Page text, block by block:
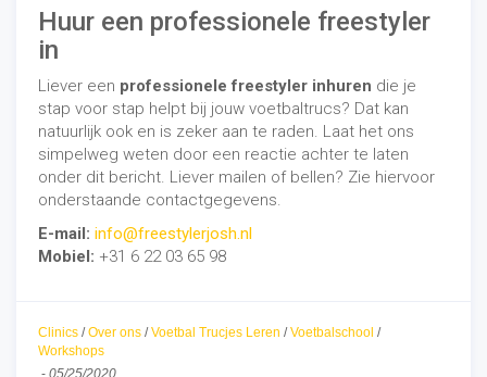
Huur een professionele freestyler
in
Liever een professionele freestyler inhuren die je
stap voor stap helpt bij jouw voetbaltrucs? Dat kan
natuurlijk ook en is zeker aan te raden. Laat het ons
simpelweg weten door een reactie achter te laten
onder dit bericht. Liever mailen of bellen? Zie hiervoor
onderstaande contactgegevens.
E-mail: info@freestylerjosh.nl
Mobiel: +31 6 22 03 65 98
Clinics /Over ons /Voetbal Trucjes Leren /Voetbalschool /
Workshops